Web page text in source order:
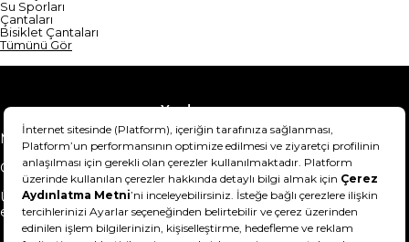
Su Sporları
Çantaları
Bisiklet Çantaları
Tümünü Gör
Yardım
Mesafeli Satış Sözleşmesi
Teslimat Bilgisi
Gizlilik Sözleşmesi
Şartlar & Koşullar
Ürünümü nasıl iade
edebilirim?
Hakkımızda